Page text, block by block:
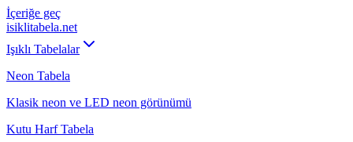
İçeriğe geç
isiklitabela.net
Işıklı Tabelalar
Neon Tabela
Klasik neon ve LED neon görünümü
Kutu Harf Tabela